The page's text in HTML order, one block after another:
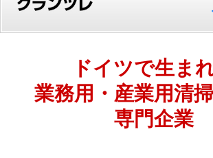
ドイツで生ま
業務用・産業用清
専門企業